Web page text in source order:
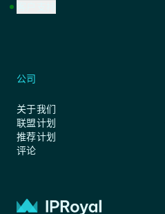
公司
关于我们
联盟计划
推荐计划
评论